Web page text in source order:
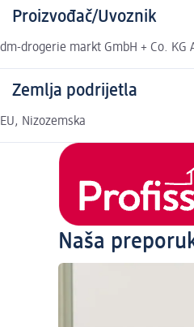
Proizvođač/Uvoznik
dm-drogerie markt GmbH + Co. KG
Zemlja podrijetla
EU, Nizozemska
Naša